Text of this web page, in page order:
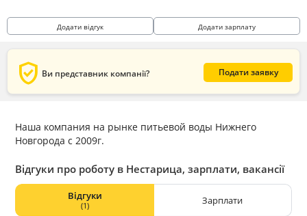
Додати відгук Додати зарплату
verified_user Ви представник компанії? Подати заявку
Наша компания на рынке питьевой воды Нижнего
Новгорода с 2009г.
Відгуки про роботу в Нестарица, зарплати, вакансії
Відгуки
(1) Зарплати